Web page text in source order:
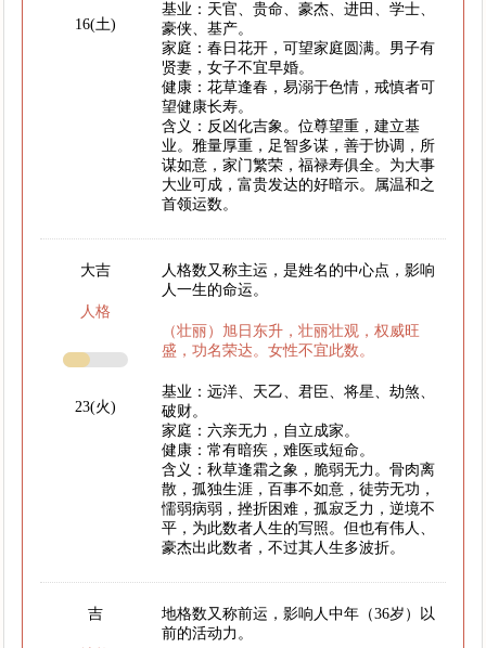
16(土)
基业：天官、贵命、豪杰、进田、学士、
豪侠、基产。
家庭：春日花开，可望家庭圆满。男子有
贤妻，女子不宜早婚。
健康：花草逢春，易溺于色情，戒慎者可
望健康长寿。
含义：反凶化吉象。位尊望重，建立基
业。雅量厚重，足智多谋，善于协调，所
谋如意，家门繁荣，福禄寿俱全。为大事
大业可成，富贵发达的好暗示。属温和之
首领运数。
大吉
人格
23(火)
人格数又称主运，是姓名的中心点，影响
人一生的命运。
（壮丽）旭日东升，壮丽壮观，权威旺
盛，功名荣达。女性不宜此数。
基业：远洋、天乙、君臣、将星、劫煞、
破财。
家庭：六亲无力，自立成家。
健康：常有暗疾，难医或短命。
含义：秋草逢霜之象，脆弱无力。骨肉离
散，孤独生涯，百事不如意，徒劳无功，
懦弱病弱，挫折困难，孤寂乏力，逆境不
平，为此数者人生的写照。但也有伟人、
豪杰出此数者，不过其人生多波折。
吉
地格数又称前运，影响人中年（36岁）以
前的活动力。